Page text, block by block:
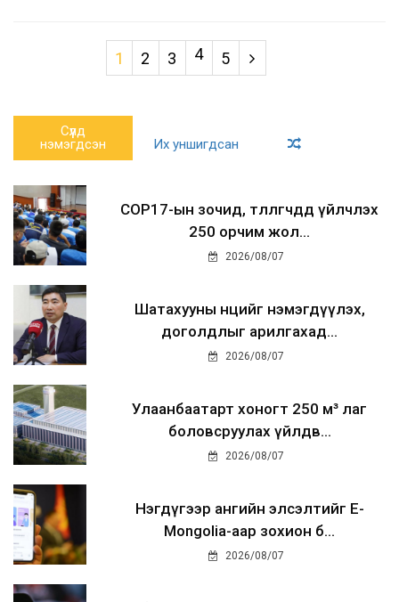
1 2 3 4 5
Сүүлд
нэмэгдсэн
Их уншигдсан
COP17-ын зочид, төлөөлөгчдөд үйлчлэх
250 орчим жол...
2026/08/07
Шатахууны нөөцийг нэмэгдүүлэх,
доголдлыг арилгахад...
2026/08/07
Улаанбаатарт хоногт 250 м³ лаг
боловсруулах үйлдв...
2026/08/07
Нэгдүгээр ангийн элсэлтийг E-
Mongolia-аар зохион б...
2026/08/07